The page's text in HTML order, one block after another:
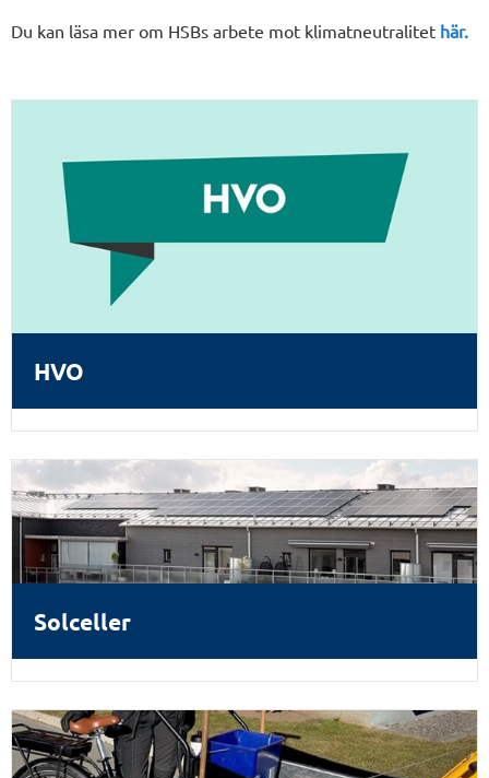
Du kan läsa mer om HSBs arbete mot klimatneutralitet här.
HVO
Solceller